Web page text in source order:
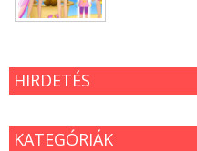
HIRDETÉS
KATEGÓRIÁK